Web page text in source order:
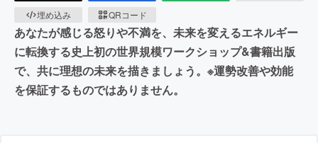
埋め込み
QRコード
あなたが感じる怒りや不満を、未来を変えるエネルギー
に転換する史上初の世界規模ワークショップ&書籍出版
で、共に理想の未来を描きましょう。※運勢改善や効能
を保証するものではありません。